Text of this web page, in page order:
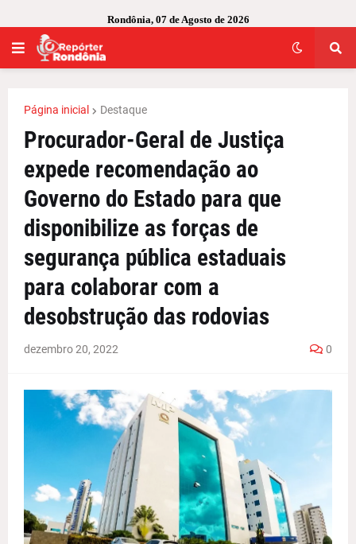
Rondônia, 07 de Agosto de 2026
Página inicial Destaque
Procurador-Geral de Justiça
expede recomendação ao
Governo do Estado para que
disponibilize as forças de
segurança pública estaduais
para colaborar com a
desobstrução das rodovias
dezembro 20, 2022 0